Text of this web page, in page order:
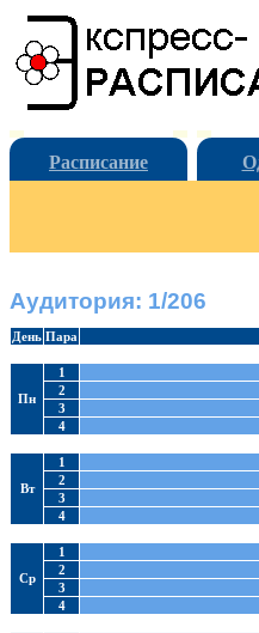
Расписание
Аудитория: 1/206
День Пара
Пн
1
2
3
4
Вт
1
2
3
4
Ср
1
2
3
4